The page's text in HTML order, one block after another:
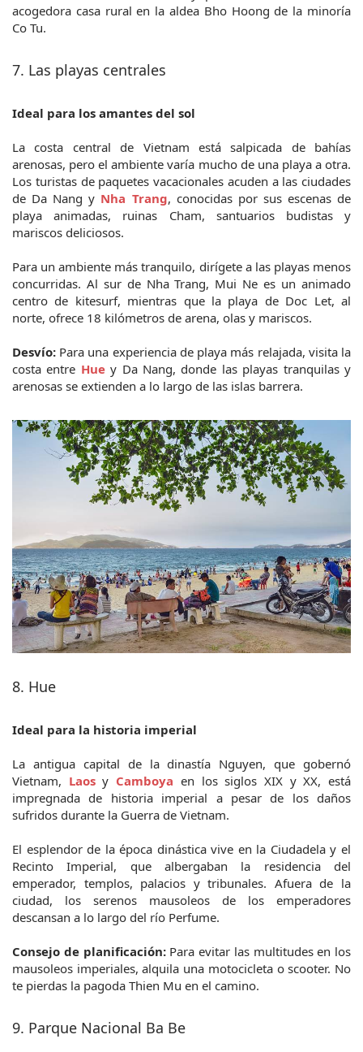
acogedora casa rural en la aldea Bho Hoong de la minoría
Co Tu.
7. Las playas centrales
Ideal para los amantes del sol
La costa central de Vietnam está salpicada de bahías
arenosas, pero el ambiente varía mucho de una playa a otra.
Los turistas de paquetes vacacionales acuden a las ciudades
de Da Nang y Nha Trang, conocidas por sus escenas de
playa animadas, ruinas Cham, santuarios budistas y
mariscos deliciosos.
Para un ambiente más tranquilo, dirígete a las playas menos
concurridas. Al sur de Nha Trang, Mui Ne es un animado
centro de kitesurf, mientras que la playa de Doc Let, al
norte, ofrece 18 kilómetros de arena, olas y mariscos.
Desvío: Para una experiencia de playa más relajada, visita la
costa entre Hue y Da Nang, donde las playas tranquilas y
arenosas se extienden a lo largo de las islas barrera.
8. Hue
Ideal para la historia imperial
La antigua capital de la dinastía Nguyen, que gobernó
Vietnam, Laos y Camboya en los siglos XIX y XX, está
impregnada de historia imperial a pesar de los daños
sufridos durante la Guerra de Vietnam.
El esplendor de la época dinástica vive en la Ciudadela y el
Recinto Imperial, que albergaban la residencia del
emperador, templos, palacios y tribunales. Afuera de la
ciudad, los serenos mausoleos de los emperadores
descansan a lo largo del río Perfume.
Consejo de planificación: Para evitar las multitudes en los
mausoleos imperiales, alquila una motocicleta o scooter. No
te pierdas la pagoda Thien Mu en el camino.
9. Parque Nacional Ba Be